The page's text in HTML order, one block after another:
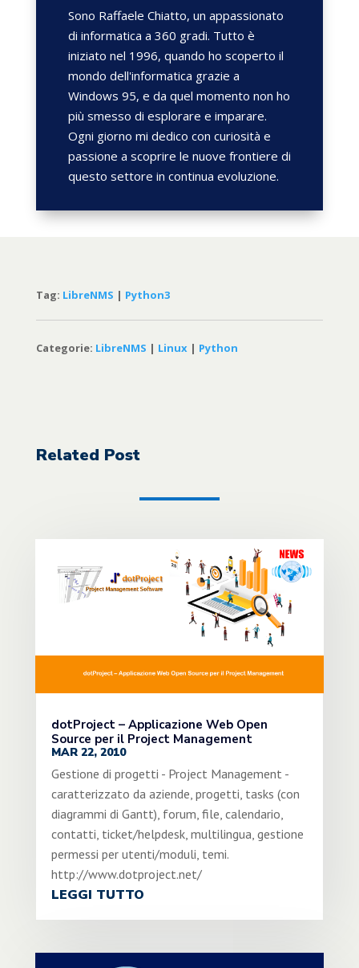
Sono Raffaele Chiatto, un appassionato
di informatica a 360 gradi. Tutto è
iniziato nel 1996, quando ho scoperto il
mondo dell'informatica grazie a
Windows 95, e da quel momento non ho
più smesso di esplorare e imparare.
Ogni giorno mi dedico con curiosità e
passione a scoprire le nuove frontiere di
questo settore in continua evoluzione.
Tag: LibreNMS | Python3
Categorie: LibreNMS | Linux| Python
Related Post
dotProject – Applicazione Web Open
Source per il Project Management
MAR 22, 2010
Gestione di progetti - Project Management -
caratterizzato da aziende, progetti, tasks (con
diagrammi di Gantt), forum, file, calendario,
contatti, ticket/helpdesk, multilingua, gestione
permessi per utenti/moduli, temi.
http://www.dotproject.net/
LEGGI TUTTO